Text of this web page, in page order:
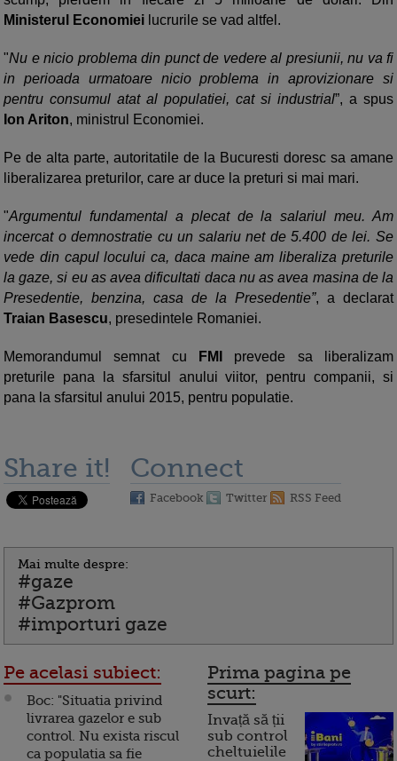
Ministerul Economiei lucrurile se vad altfel.
"Nu e nicio problema din punct de vedere al presiunii, nu va fi
in perioada urmatoare nicio problema in aprovizionare si
pentru consumul atat al populatiei, cat si industrial”, a spus
Ion Ariton, ministrul Economiei.
Pe de alta parte, autoritatile de la Bucuresti doresc sa amane
liberalizarea preturilor, care ar duce la preturi si mai mari.
"Argumentul fundamental a plecat de la salariul meu. Am
incercat o demnostratie cu un salariu net de 5.400 de lei. Se
vede din capul locului ca, daca maine am liberaliza preturile
la gaze, si eu as avea dificultati daca nu as avea masina de la
Presedentie, benzina, casa de la Presedentie”, a declarat
Traian Basescu, presedintele Romaniei.
Memorandumul semnat cu FMI
prevede sa liberalizam
preturile pana la sfarsitul anului viitor, pentru companii, si
pana la sfarsitul anului 2015, pentru populatie.
Share it! Connect
Facebook Twitter RSS Feed
Mai multe despre:
#gaze
#Gazprom
#importuri gaze
Pe acelasi subiect:
Boc: "Situatia privind
livrarea gazelor e sub
control. Nu exista riscul
ca populatia sa fie
Prima pagina pe
scurt:
Invață să ții
sub control
cheltuielile